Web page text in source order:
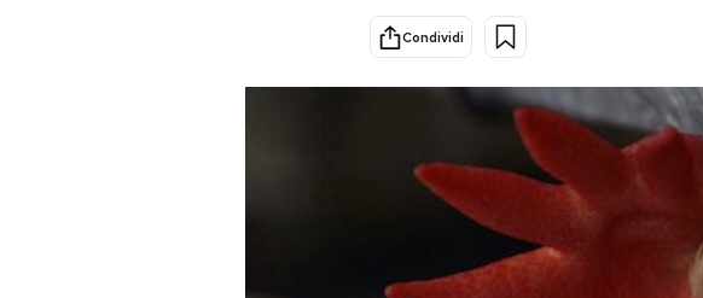
Ok Boomer!
Europa
Mondiali calcio 2026
Condividi